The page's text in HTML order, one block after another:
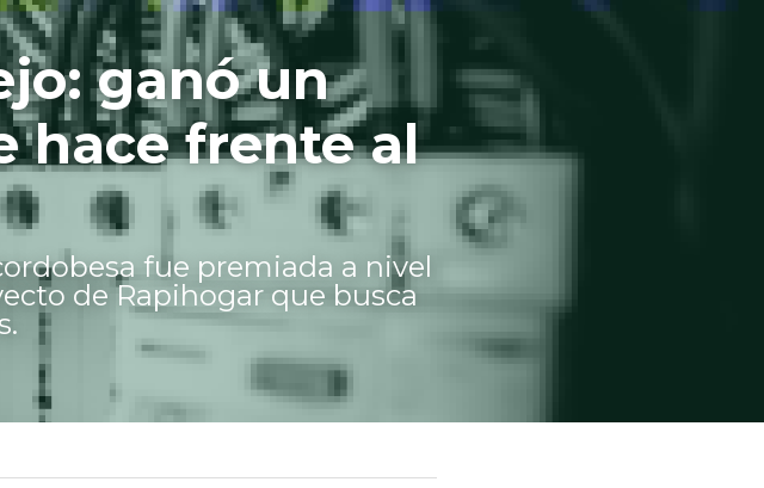
ganó un
hace frente al
fue premiada a nivel
de Rapihogar que busca